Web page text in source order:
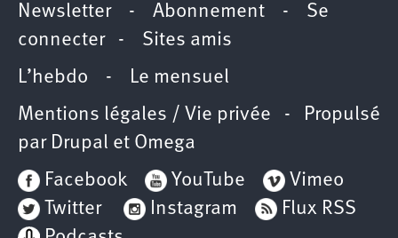
Newsletter- Abonnement - Se
connecter- Sites amis
L’hebdo - Le mensuel
Mentions légales / Vie privée - Propulsé
par Drupal et Omega
Facebook
YouTube
Vimeo
Twitter
Instagram
Flux RSS